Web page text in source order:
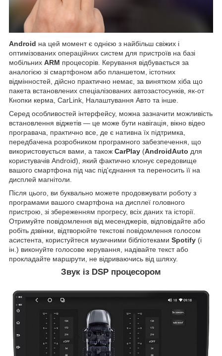
Android на цей момент є однією з найбільш свіжих і
оптимізованих операційних систем для пристроїв на базі
мобільних ARM процесорів. Керування відбувається за
аналогією зі смартфоном або планшетом, істотних
відмінностей, дійсно практично немає, за винятком хіба що
пакета встановлених спеціалізованих автозастосунків, як-от
Кнопки керма, CarLink, Налаштування Авто та інше.
Серед особливостей інтерфейсу, можна зазначити можливість
встановлення віджетів — це може бути навігація, вікно відео
програвача, практично все, де є нативна їх підтримка,
передбачена розробником програмного забезпечення, що
використовується вами, а також CarPlay (AndroidAuto для
користувачів Android), який фактично клонує середовище
вашого смартфона під час під'єднання та переносить її на
дисплей магнітоли.
Після цього, ви буквально можете продовжувати роботу з
програмами вашого смартфона на дисплеї головного
пристрою, зі збереженням прогресу, всіх даних та історії.
Отримуйте повідомлення від месенджерів, відповідайте або
робіть дзвінки, відтворюйте текстові повідомлення голосом
асистента, користуйтеся музичними бібліотеками Spotify (і
ін.) виконуйте голосове керування, надівайте текст або
прокладайте маршрути, не відриваючись від шляху.
Звук із DSP процесором